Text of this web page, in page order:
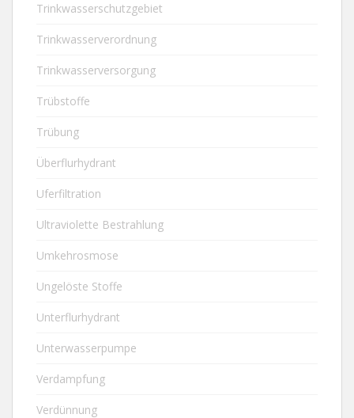
Trinkwasserschutzgebiet
Trinkwasserverordnung
Trinkwasserversorgung
Trübstoffe
Trübung
Überflurhydrant
Uferfiltration
Ultraviolette Bestrahlung
Umkehrosmose
Ungelöste Stoffe
Unterflurhydrant
Unterwasserpumpe
Verdampfung
Verdünnung